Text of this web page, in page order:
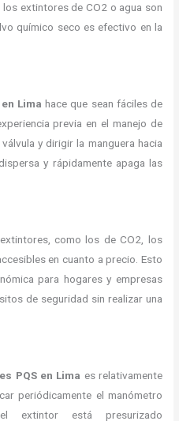
extintores de CO2 o agua son
químico seco es efectivo en la
Lima hace que sean fáciles de
previa en el manejo de
y dirigir la manguera hacia
y rápidamente apaga las
como los de CO2, los
en cuanto a precio. Esto
para hogares y empresas
de seguridad sin realizar una
PQS en Lima es relativamente
periódicamente el manómetro
extintor está presurizado